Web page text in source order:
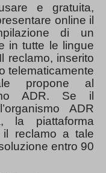
e gratuita,
online il
di un
in tutte le lingue
reclamo, inserito
telematicamente
propone al
ADR. Se il
ADR
la piattaforma
il reclamo a tale
entro 90